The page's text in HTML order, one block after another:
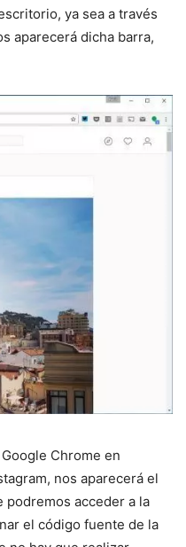
ya sea a través
aparecerá dicha barra,
Chrome en
nos aparecerá el
podremos acceder a la
el código fuente de la